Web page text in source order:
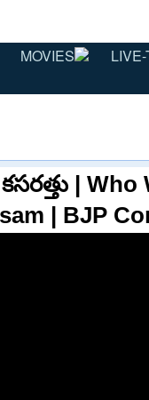
MOVIES
| Who
| BJP